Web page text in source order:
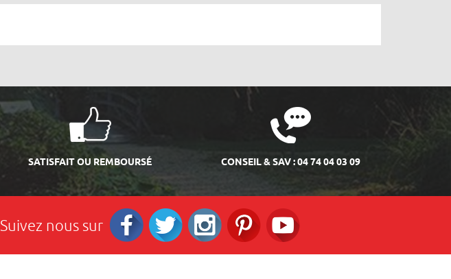
SATISFAIT OU REMBOURSÉ CONSEIL & SAV : 04 74 04 03 09
Suivez nous sur